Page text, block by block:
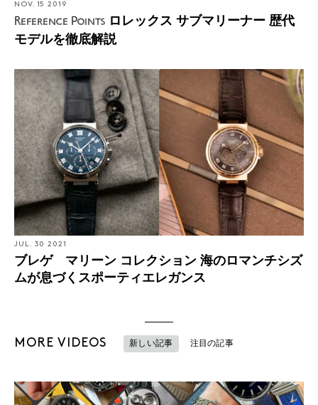
NOV. 15 2019
Reference Points ロレックス サブマリーナー 歴代
モデルを徹底解説
JUL. 30 2021
ブレゲ マリーン コレクション 海のロマンチシズ
ムが息づくスポーティエレガンス
MORE VIDEOS 新しい記事 注目の記事